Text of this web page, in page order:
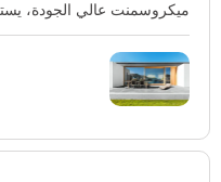
ميكروسمنت عالي الجودة،